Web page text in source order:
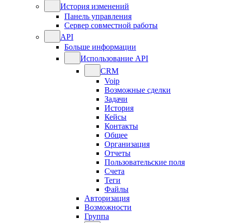
История изменений
Панель управления
Сервер совместной работы
API
Больше информации
Использование API
CRM
Voip
Возможные сделки
Задачи
История
Кейсы
Контакты
Общее
Организация
Отчеты
Пользовательские поля
Счета
Теги
Файлы
Авторизация
Возможности
Группа